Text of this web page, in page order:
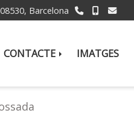
08530, Barcelona
CONTACTE IMATGES